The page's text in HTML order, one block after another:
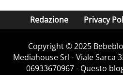
Redazione Privacy
Copyright © 2025
Mediahouse Srl - Viale Sarca
06933670967 - Questo